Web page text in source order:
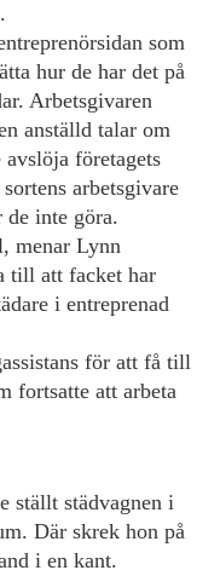
som
hur de har det på
Arbetsgivaren
anställd talar om
avslöja företagets
arbetsgivare
de inte göra.
menar Lynn
till att facket har
i entreprenad
för att få till
fortsatte att arbeta
ställt städvagnen i
Där skrek hon på
i en kant.